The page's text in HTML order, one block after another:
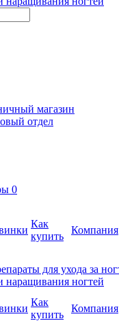
магазин
отдел
0
Как
купить
Компания
Как
купить
Компания